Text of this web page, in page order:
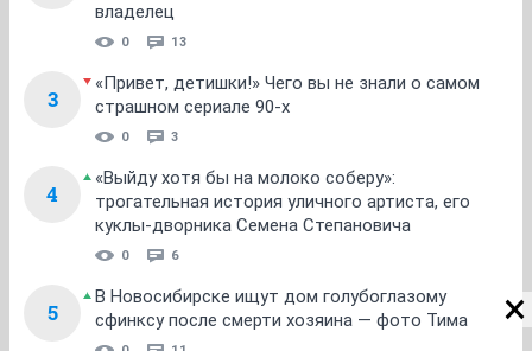
владелец
0 13
3
«Привет, детишки!» Чего вы не знали о самом
страшном сериале 90-х
0 3
4
«Выйду хотя бы на молоко соберу»:
трогательная история уличного артиста, его
куклы-дворника Семена Степановича
0 6
5
В Новосибирске ищут дом голубоглазому
сфинксу после смерти хозяина — фото Тима